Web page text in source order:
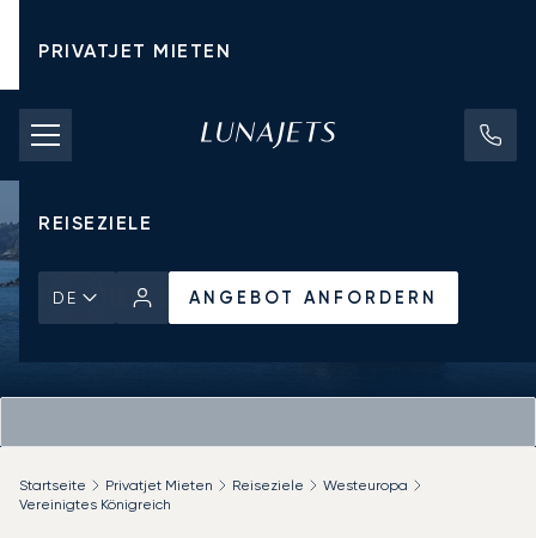
PRIVATJET MIETEN
CHARTERPREISE
PRIVATJETS
REISEZIELE
DE ANGEBOT ANFORDERN
Startseite Privatjet Mieten Reiseziele
Westeuropa
Vereinigtes Königreich